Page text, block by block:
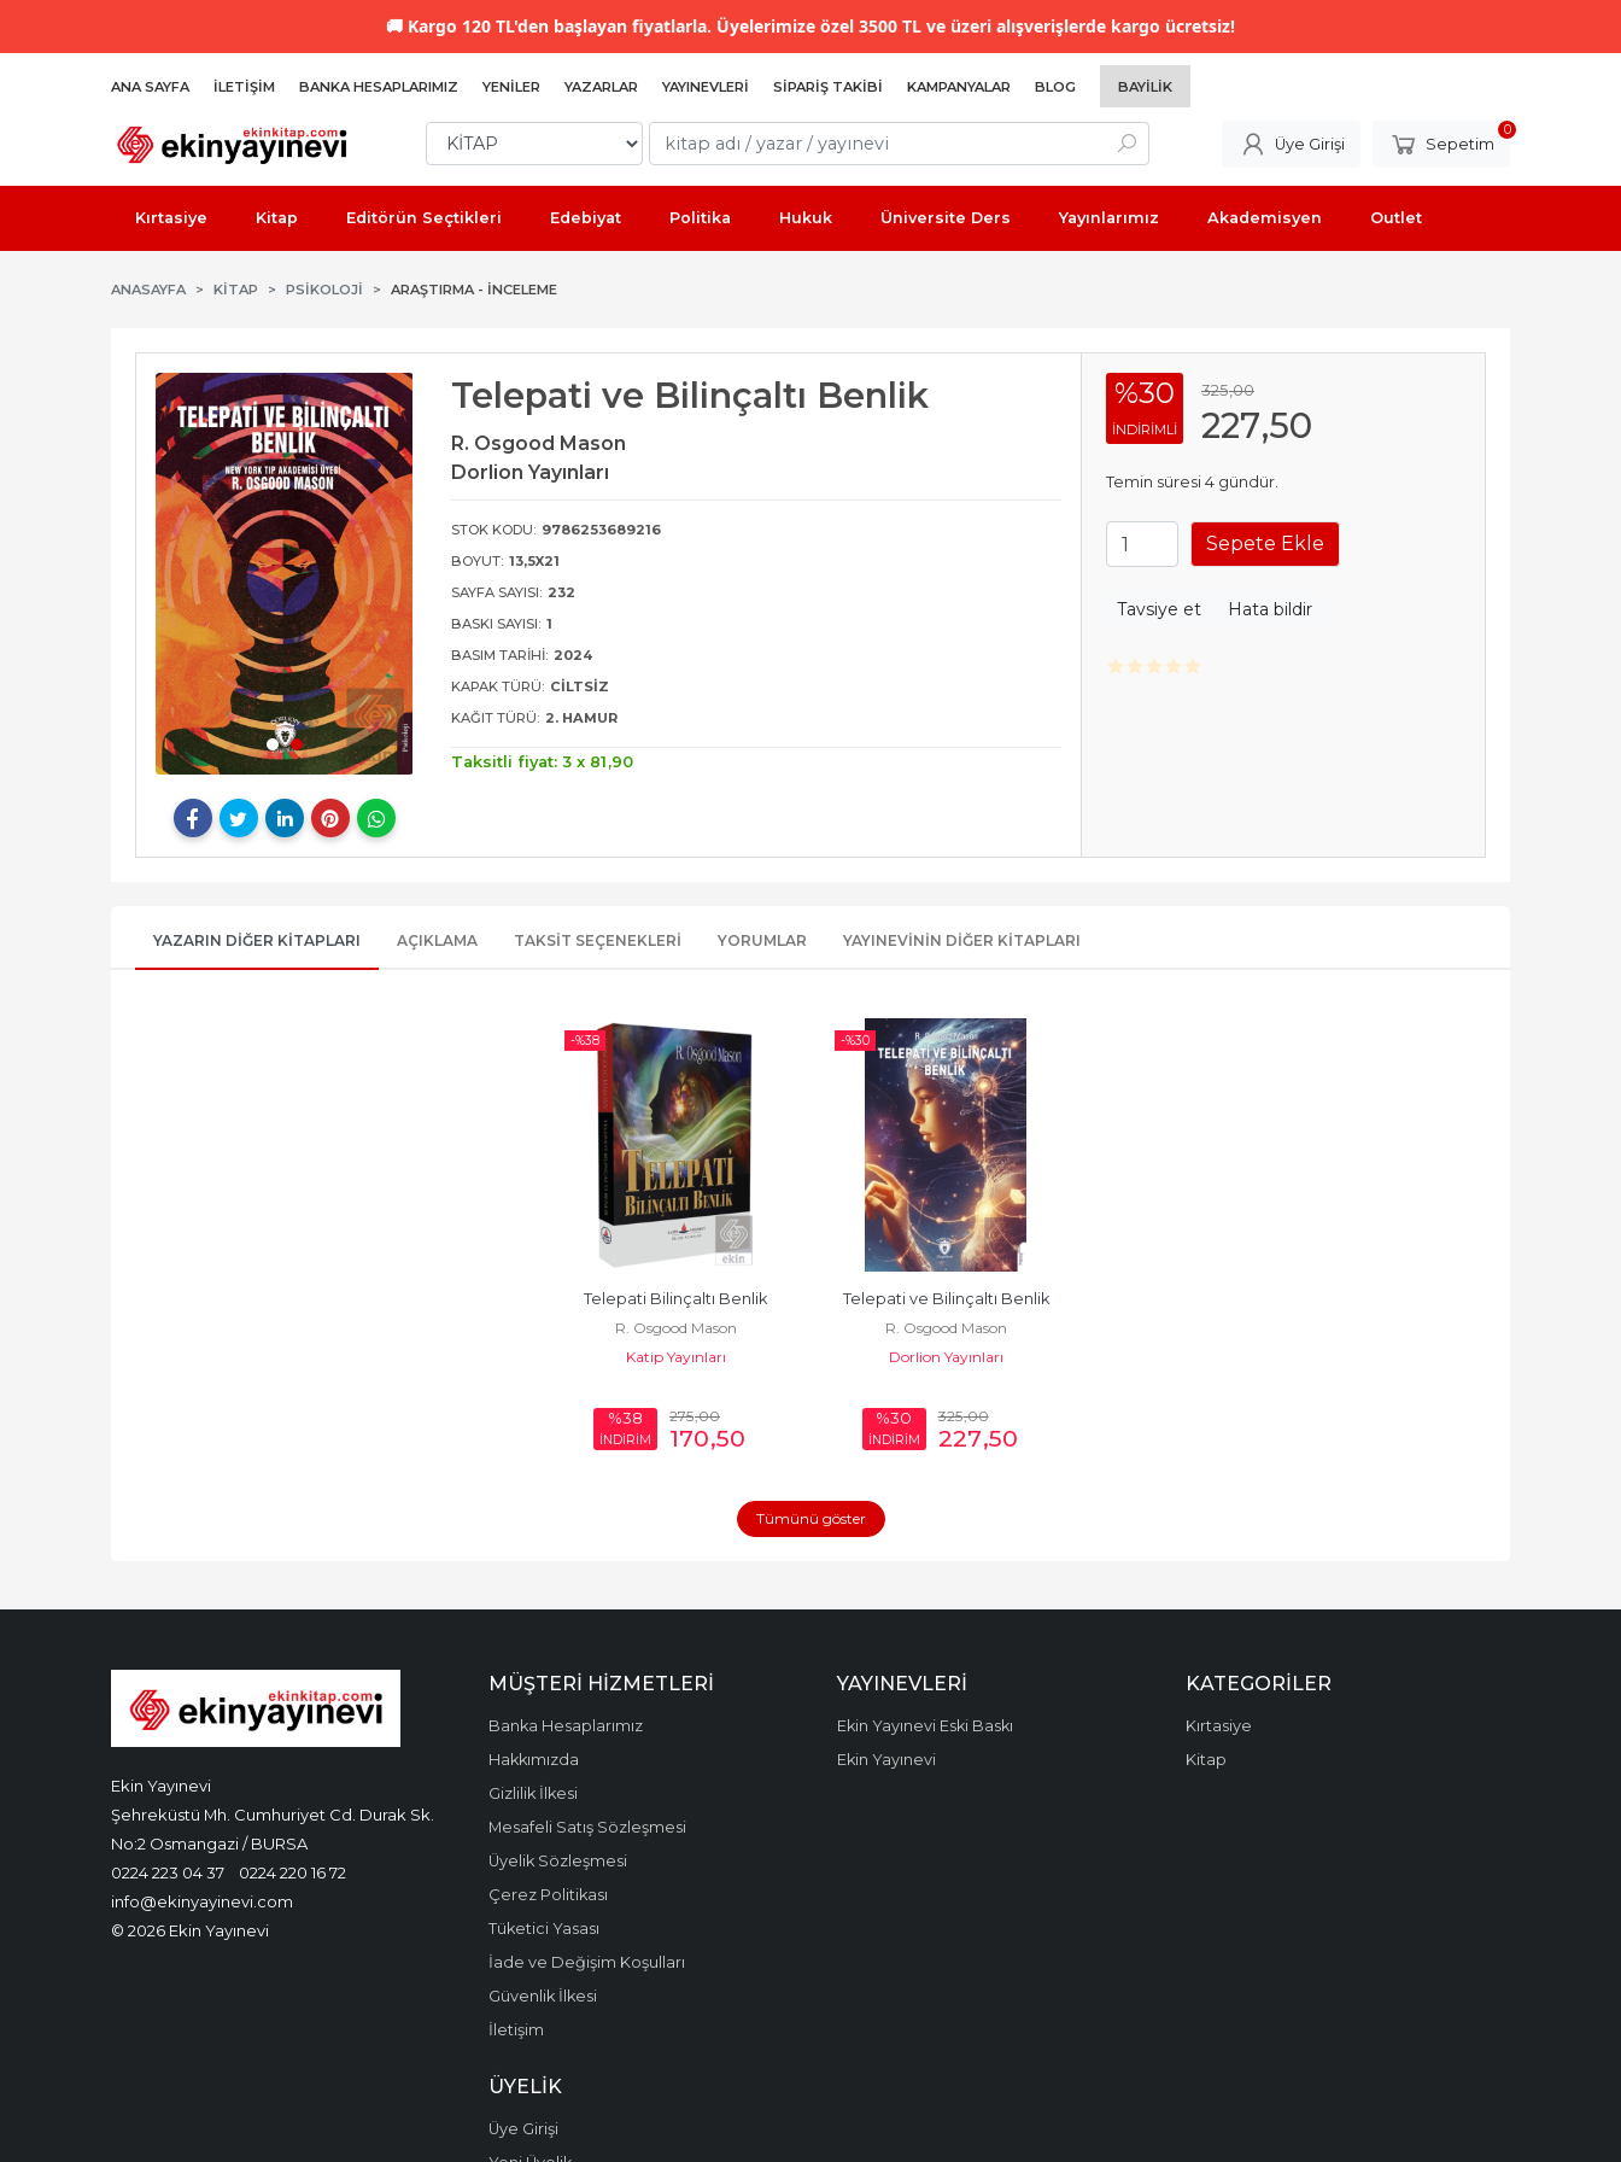
🚚 Kargo 120 TL'den başlayan fiyatlarla. Üyelerimize özel 3500 TL ve üzeri alışverişlerde kargo ücretsiz!
ANA SAYFA İLETIŞIM BANKA HESAPLARIMIZ YENILER YAZARLAR YAYINEVLERI SIPARIŞ TAKIBI KAMPANYALAR BLOG BAYILIK
Üye Girişi Sepetim
0
Kırtasiye Kitap Editörün Seçtikleri Edebiyat Politika Hukuk Üniversite Ders Yayınlarımız Akademisyen Outlet
ANASAYFA KİTAP PSIKOLOJI ARAŞTIRMA - İNCELEME
Telepati ve Bilinçaltı Benlik
R. Osgood Mason
Dorlion Yayınları
STOK KODU: 9786253689216
BOYUT: 13,5X21
SAYFA SAYISI: 232
BASKI SAYISI: 1
BASIM TARIHI: 2024
KAPAK TÜRÜ: CILTSIZ
KAĞIT TÜRÜ: 2. HAMUR
Taksitli fiyat: 3 x 81 ,90
%30
INDIRIMLI
325,00
227,50
Temin süresi 4 gündür.
Sepete Ekle
Tavsiye et Hata bildir
YAZARIN DIĞER KITAPLARI AÇIKLAMA TAKSIT SEÇENEKLERI YORUMLAR YAYINEVININ DIĞER KITAPLARI
-%38
Telepati Bilinçaltı Benlik
R. Osgood Mason
Katip Yayınları
%38
İNDİRİM
275,00
170,50
-%30
Telepati ve Bilinçaltı Benlik
R. Osgood Mason
Dorlion Yayınları
%30
İNDİRİM
325,00
227,50
Tümünü göster
Ekin Yayınevi
Şehreküstü Mh. Cumhuriyet Cd. Durak Sk.
No:2 Osmangazi / BURSA
0224 223 04 37
0224 220 16 72
info@ekinyayinevi.com
© 2026 Ekin Yayınevi
MÜŞTERI HIZMETLERI
Banka Hesaplarımız
Hakkımızda
Gizlilik İlkesi
Mesafeli Satış Sözleşmesi
Üyelik Sözleşmesi
Çerez Politikası
Tüketici Yasası
İade ve Değişim Koşulları
Güvenlik İlkesi
İletişim
YAYINEVLERI
Ekin Yayınevi Eski Baskı
Ekin Yayınevi
KATEGORILER
Kırtasiye
Kitap
ÜYELIK
Üye Girişi